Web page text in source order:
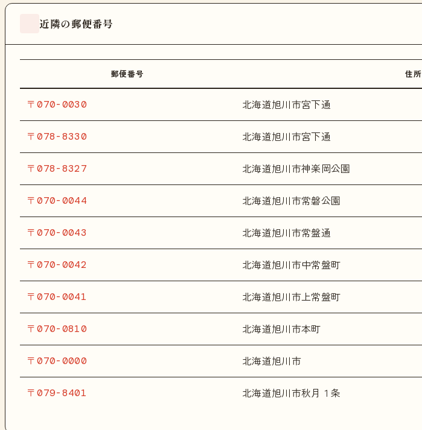
近隣の郵便番号
郵便番号 住所
〒070-0030 北海道旭川市宮下通
〒078-8330 北海道旭川市宮下通
〒078-8327 北海道旭川市神楽岡公園
〒070-0044 北海道旭川市常磐公園
〒070-0043 北海道旭川市常盤通
〒070-0042 北海道旭川市中常盤町
〒070-0041 北海道旭川市上常盤町
〒070-0810 北海道旭川市本町
〒070-0000 北海道旭川市
〒079-8401 北海道旭川市秋月１条